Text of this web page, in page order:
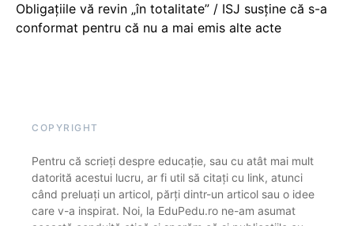
Obligațiile vă revin „în totalitate” / ISJ susține că s-a
conformat pentru că nu a mai emis alte acte
COPYRIGHT
Pentru că scrieți despre educație, sau cu atât mai mult
datorită acestui lucru, ar fi util să citați cu link, atunci
când preluați un articol, părți dintr-un articol sau o idee
care v-a inspirat. Noi, la EduPedu.ro ne-am asumat